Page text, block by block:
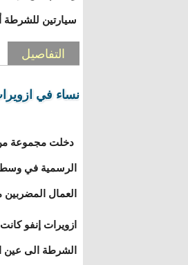
سيارتين للشرطة
التفاصيل
نساء في
دخلت مجموعة من
الرسمية في وسط
العمال المضربين منذ
ازويرات إنفو
الشرطة الى عين